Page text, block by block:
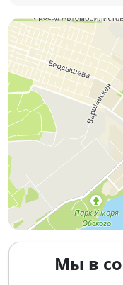
другие
вместе с артистами
Особую атмосферу
инструментов и
участие гостей
фольклорной
Это концерт для
мотивы и живое
настроением и
📌 Основная
Дата:4 апреля 2026
Место:Дом
15, Новосибирск
Мы в